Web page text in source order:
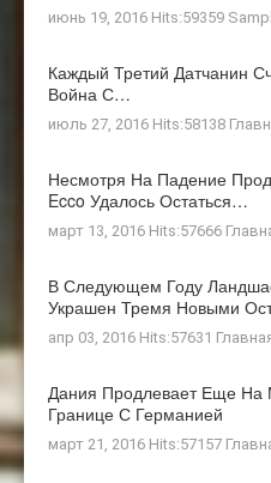
июнь 19, 2016 Hits:59359
Каждый Третий Датчанин
Война С…
июль 27, 2016 Hits:58138
Несмотря На Падение
Ecco Удалось Остаться…
март 13, 2016 Hits:57666
В Следующем Году
Украшен Тремя Новыми
апр 03, 2016 Hits:57631
Дания Продлевает Еще На
Границе С Германией
март 21, 2016 Hits:57157